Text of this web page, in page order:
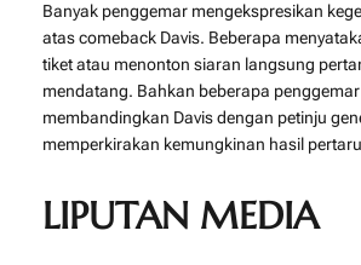
Banyak penggemar mengekspresikan
atas comeback Davis. Beberapa
tiket atau menonton siaran langsung
mendatang. Bahkan beberapa
membandingkan Davis dengan petinju
memperkirakan kemungkinan hasil
LIPUTAN MEDIA